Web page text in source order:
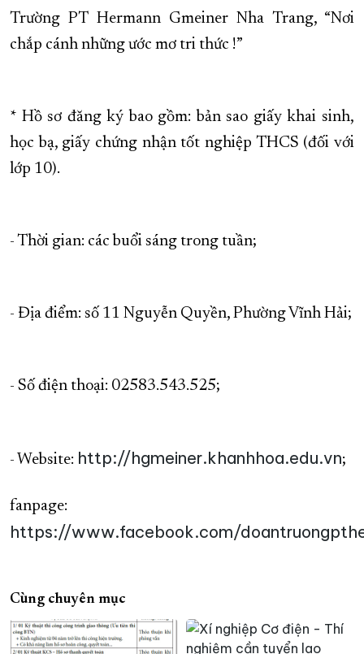
Trường PT Hermann Gmeiner Nha Trang, “Nơi
chắp cánh những ước mơ tri thức !”
* Hồ sơ đăng ký bao gồm: bản sao giấy khai sinh,
học bạ, giấy chứng nhận tốt nghiệp THCS (đối với
lớp 10).
- Thời gian: các buổi sáng trong tuần;
- Địa điểm: số 11 Nguyễn Quyền, Phường Vĩnh Hải;
- Số điện thoại: 02583.543.525;
- Website: http://hgmeiner.khanhhoa.edu.vn;
fanpage:
https://www.facebook.com/
Cùng chuyên mục